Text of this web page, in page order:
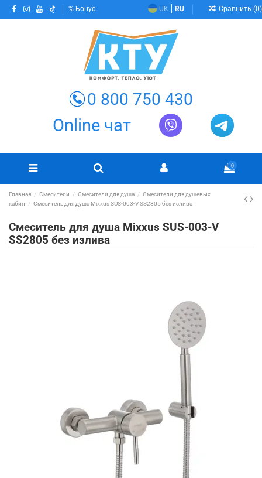
Бонус UK RU Сравнить (0)
0 800 750 430
Online чат
0
Главная Смесители Смесители для душа
Смесители для душевых
кабин
Смеситель для душа Mixxus SUS-003-V SS2805 без излива
Смеситель для душа Mixxus SUS-003-V
SS2805 без излива